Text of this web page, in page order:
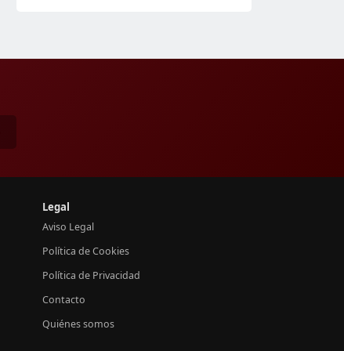
Legal
Aviso Legal
Política de Cookies
Política de Privacidad
Contacto
Quiénes somos